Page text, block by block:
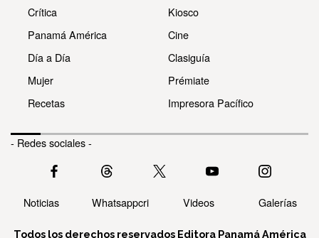
Crítica
Panamá América
Día a Día
Mujer
Recetas
Kiosco
Cine
Clasiguía
Prémiate
Impresora Pacífico
- Redes sociales -
Noticias Whatsappcri Videos Galerías
Todos los derechos reservados Editora Panamá América